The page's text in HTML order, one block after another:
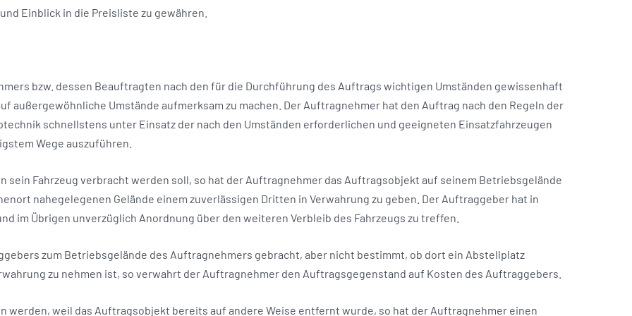
Einblick in die Preisliste zu gewähren.
bzw. dessen Beauftragten nach den für die Durchführung des Auftrags wichtigen Umständen gewissenhaft
außergewöhnliche Umstände aufmerksam zu machen. Der Auftragnehmer hat den Auftrag nach den Regeln der
schnellstens unter Einsatz der nach den Umständen erforderlichen und geeigneten Einsatzfahrzeugen
Wege auszuführen.
sein Fahrzeug verbracht werden soll, so hat der Auftragnehmer das Auftragsobjekt auf seinem Betriebsgelände
nahegelegenen Gelände einem zuverlässigen Dritten in Verwahrung zu geben. Der Auftraggeber hat in
im Übrigen unverzüglich Anordnung über den weiteren Verbleib des Fahrzeugs zu treffen.
zum Betriebsgelände des Auftragnehmers gebracht, aber nicht bestimmt, ob dort ein Abstellplatz
zu nehmen ist, so verwahrt der Auftragnehmer den Auftragsgegenstand auf Kosten des Auftraggebers.
werden, weil das Auftragsobjekt bereits auf andere Weise entfernt wurde, so hat der Auftragnehmer einen